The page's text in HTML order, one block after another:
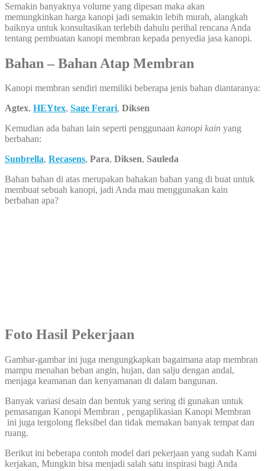
Semakin banyaknya volume yang dipesan maka akan
memungkinkan harga kanopi jadi semakin lebih murah, alangkah
baiknya untuk konsultasikan terlebih dahulu perihal rencana Anda
tentang pembuatan kanopi membran kepada penyedia jasa kanopi.
Bahan – Bahan Atap Membran
Kanopi membran sendiri memiliki beberapa jenis bahan diantaranya:
Agtex, HEYtex, Sage Ferari, Diksen
Kemudian ada bahan lain seperti penggunaan kanopi kain yang
berbahan:
Sunbrella, Recasens, Para, Diksen, Sauleda
Bahan bahan di atas merupakan bahakan bahan yang di buat untuk
membuat sebuah kanopi, jadi Anda mau menggunakan kain
berbahan apa?
Foto Hasil Pekerjaan
Gambar-gambar ini juga mengungkapkan bagaimana atap membran
mampu menahan beban angin, hujan, dan salju dengan andal,
menjaga keamanan dan kenyamanan di dalam bangunan.
Banyak variasi desain dan bentuk yang sering di gunakan untuk
pemasangan Kanopi Membran , pengaplikasian Kanopi Membran
ini juga tergolong fleksibel dan tidak memakan banyak tempat dan
ruang.
Berikut ini beberapa contoh model dari pekerjaan yang sudah Kami
kerjakan, Mungkin bisa menjadi salah satu inspirasi bagi Anda